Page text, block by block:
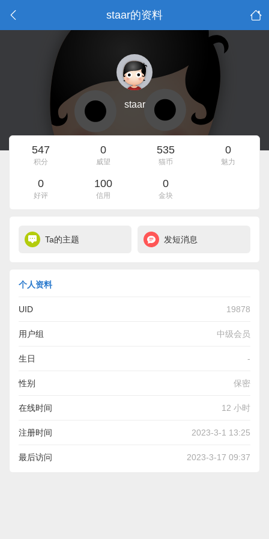
staar的资料
staar
547
积分
0
威望
535
猫币
0
魅力
0
好评
100
信用
0
金块
Ta的主题 发短消息
个人资料
UID 19878
用户组 中级会员
生日 -
性别 保密
在线时间 12 小时
注册时间 2023-3-1 13:25
最后访问 2023-3-17 09:37